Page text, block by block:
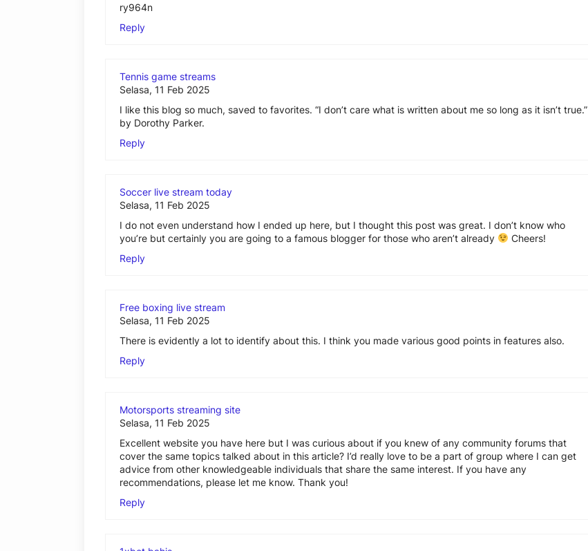
ry964n
Reply
Tennis game streams
Selasa, 11 Feb 2025
I like this blog so much, saved to favorites. “I don’t care what is written about me so long as it isn’t true.”
by Dorothy Parker.
Reply
Soccer live stream today
Selasa, 11 Feb 2025
I do not even understand how I ended up here, but I thought this post was great. I don’t know who
you’re but certainly you are going to a famous blogger for those who aren’t already
Cheers!
Reply
Free boxing live stream
Selasa, 11 Feb 2025
There is evidently a lot to identify about this. I think you made various good points in features also.
Reply
Motorsports streaming site
Selasa, 11 Feb 2025
Excellent website you have here but I was curious about if you knew of any community forums that
cover the same topics talked about in this article? I’d really love to be a part of group where I can get
advice from other knowledgeable individuals that share the same interest. If you have any
recommendations, please let me know. Thank you!
Reply